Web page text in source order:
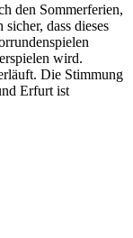
den Sommerferien,
dass dieses
wird.
Die Stimmung
Erfurt ist